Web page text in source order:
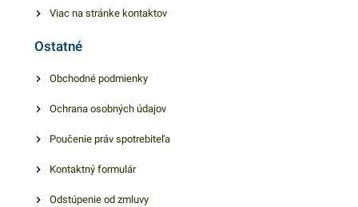
Viac na stránke kontaktov
Ostatné
Obchodné podmienky
Ochrana osobných údajov
Poučenie práv spotrebiteľa
Kontaktný formulár
Odstúpenie od zmluvy